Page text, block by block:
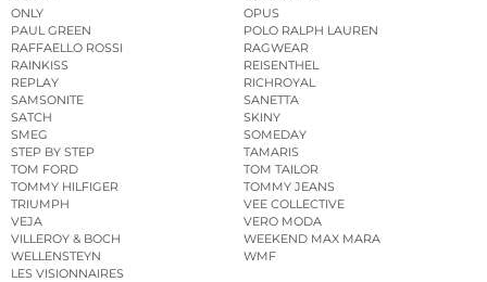
ONLY
OPUS
PAUL GREEN
POLO RALPH LAUREN
RAFFAELLO ROSSI
RAGWEAR
RAINKISS
REISENTHEL
REPLAY
RICHROYAL
SAMSONITE
SANETTA
SATCH
SKINY
SMEG
SOMEDAY
STEP BY STEP
TAMARIS
TOM FORD
TOM TAILOR
TOMMY HILFIGER
TOMMY JEANS
TRIUMPH
VEE COLLECTIVE
VEJA
VERO MODA
VILLEROY & BOCH
WEEKEND MAX MARA
WELLENSTEYN
WMF
LES VISIONNAIRES